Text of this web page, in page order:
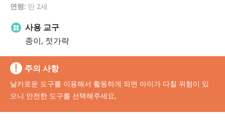
연령: 만 2세
사용 교구
종이, 젓가락
주의 사항
날카로운 도구를 이용해서 활동하게 되면 아이가 다칠 위험이 있
으니 안전한 도구를 선택해주세요,